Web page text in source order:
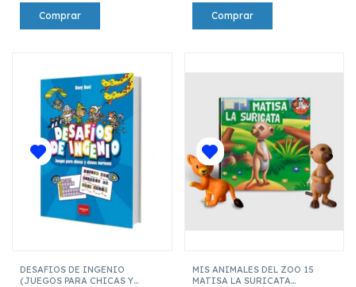
DESAFIOS DE INGENIO
(JUEGOS PARA CHICAS Y
MIS ANIMALES DEL ZOO 15
MATISA LA SURICATA